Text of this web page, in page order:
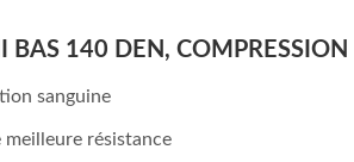
140 DEN, COMPRESSION
sanguine
meilleure résistance